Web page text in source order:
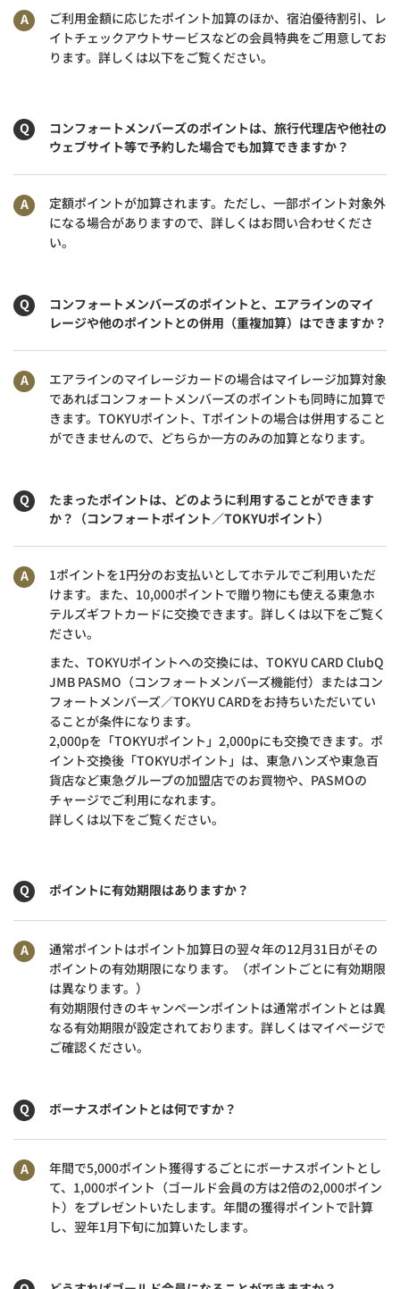
ご利用金額に応じたポイント加算のほか、宿泊優待割引、レ
イトチェックアウトサービスなどの会員特典をご用意してお
ります。詳しくは以下をご覧ください。
コンフォートメンバーズのポイントは、旅行代理店や他社の
ウェブサイト等で予約した場合でも加算できますか？
定額ポイントが加算されます。ただし、一部ポイント対象外
になる場合がありますので、詳しくはお問い合わせくださ
い。
コンフォートメンバーズのポイントと、エアラインのマイ
レージや他のポイントとの併用（重複加算）はできますか？
エアラインのマイレージカードの場合はマイレージ加算対象
であればコンフォートメンバーズのポイントも同時に加算で
きます。TOKYUポイント、Tポイントの場合は併用すること
ができませんので、どちらか一方のみの加算となります。
たまったポイントは、どのように利用することができます
か？（コンフォートポイント／TOKYUポイント）
1ポイントを1円分のお支払いとしてホテルでご利用いただ
けます。また、10,000ポイントで贈り物にも使える東急ホ
テルズギフトカードに交換できます。詳しくは以下をご覧く
ださい。
また、TOKYUポイントへの交換には、TOKYU CARD ClubQ
JMB PASMO（コンフォートメンバーズ機能付）またはコン
フォートメンバーズ／TOKYU CARDをお持ちいただいてい
ることが条件になります。
2,000pを「TOKYUポイント」2,000pにも交換できます。ポ
イント交換後「TOKYUポイント」は、東急ハンズや東急百
貨店など東急グループの加盟店でのお買物や、PASMOの
チャージでご利用になれます。
詳しくは以下をご覧ください。
ポイントに有効期限はありますか？
通常ポイントはポイント加算日の翌々年の12月31日がその
ポイントの有効期限になります。（ポイントごとに有効期限
は異なります。）
有効期限付きのキャンペーンポイントは通常ポイントとは異
なる有効期限が設定されております。詳しくはマイページで
ご確認ください。
ボーナスポイントとは何ですか？
年間で5,000ポイント獲得するごとにボーナスポイントとし
て、1,000ポイント（ゴールド会員の方は2倍の2,000ポイン
ト）をプレゼントいたします。年間の獲得ポイントで計算
し、翌年1月下旬に加算いたします。